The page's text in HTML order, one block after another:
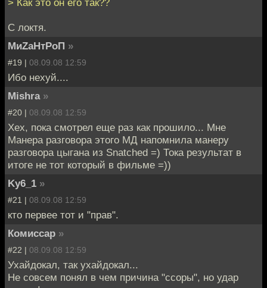
С локтя.
МиZаНтРоП »
#19 | 08.09.08 12:59
Ибо нехуй....
Mishra »
#20 | 08.09.08 12:59
Хех, пока смотрел еще раз как прошило... Мне
Манера разговора этого МД напомнила манеру
разговора цыгана из Snatched =) Тока результат в
итоге не тот который в фильме =))
Ky6_1 »
#21 | 08.09.08 12:59
кто первее тот и "прав".
Комиссар »
#22 | 08.09.08 12:59
Ухайдокал, так ухайдокал...
Не совсем понял в чем причина "ссоры", но удар